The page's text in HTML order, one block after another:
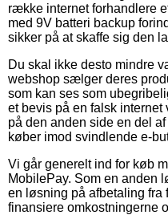
række internet forhandlere
med 9V batteri backup
sikker på at skaffe sig den
Du skal ikke desto mindre
webshop sælger deres
som kan ses som
et bevis på en falsk
på den anden side en del
køber imod svindlende e-
Vi går generelt ind for køb
MobilePay. Som en anden
en løsning på afbetaling fra
finansiere omkostningerne